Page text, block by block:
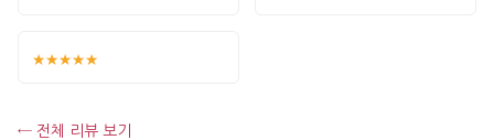
★★★★★
← 전체 리뷰 보기